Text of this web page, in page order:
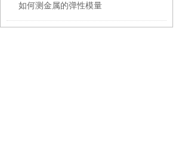
如何测金属的弹性模量